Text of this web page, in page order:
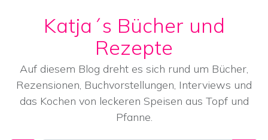
Skip to content
Katja´s Bücher und
Rezepte
Auf diesem Blog dreht es sich rund um Bücher,
Rezensionen, Buchvorstellungen, Interviews und
das Kochen von leckeren Speisen aus Topf und
Pfanne.